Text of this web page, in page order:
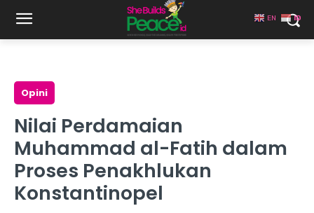
Opini
Nilai Perdamaian
Muhammad al-Fatih dalam
Proses Penakhlukan
Konstantinopel
EN ID